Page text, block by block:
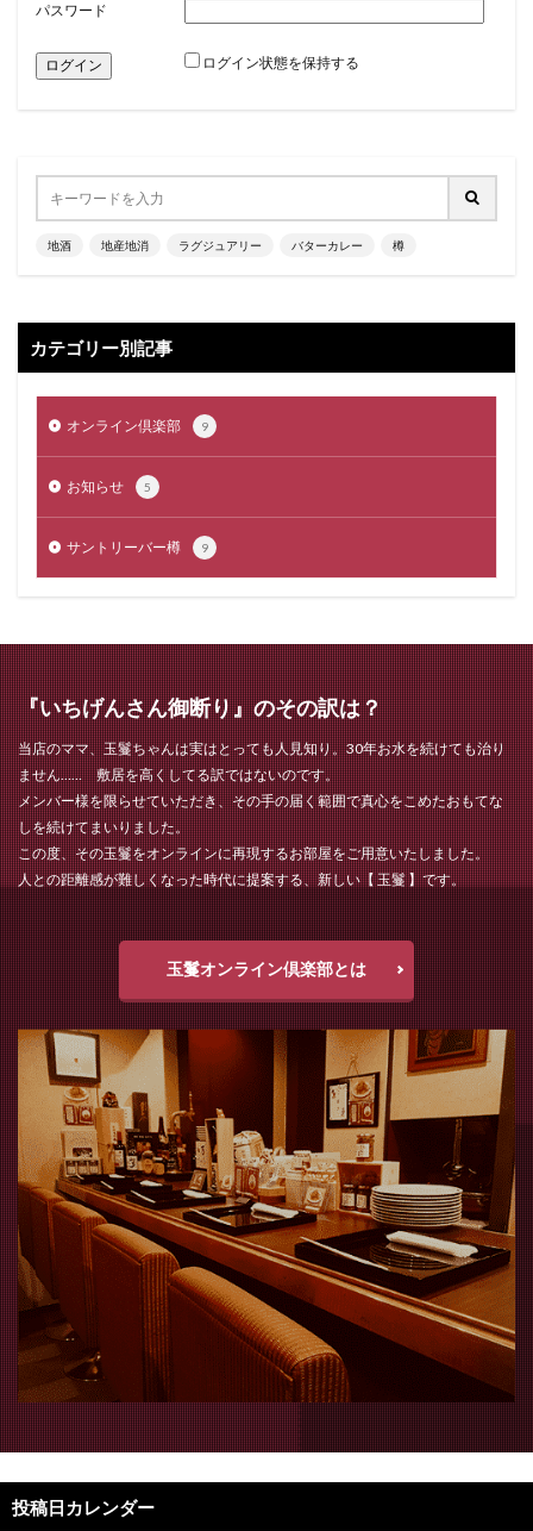
パスワード
ログイン状態を保持する
地酒 地産地消 ラグジュアリー バターカレー 樽
カテゴリー別記事
オンライン倶楽部 9
お知らせ 5
サントリーバー樽 9
『いちげんさん御断り』のその訳は？
当店のママ、玉鬘ちゃんは実はとっても人見知り。30年お水を続けても治り
ません…… 敷居を高くしてる訳ではないのです。
メンバー様を限らせていただき、その手の届く範囲で真心をこめたおもてな
しを続けてまいりました。
この度、その玉鬘をオンラインに再現するお部屋をご用意いたしました。
人との距離感が難しくなった時代に提案する、新しい【 玉鬘 】です。
玉鬘オンライン倶楽部とは
投稿日カレンダー